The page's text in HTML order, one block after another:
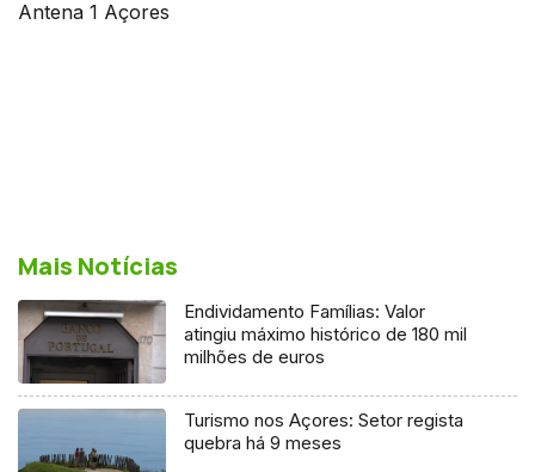
Antena 1 Açores
Mais Notícias
Endividamento Famílias: Valor
atingiu máximo histórico de 180 mil
milhões de euros
Turismo nos Açores: Setor regista
quebra há 9 meses